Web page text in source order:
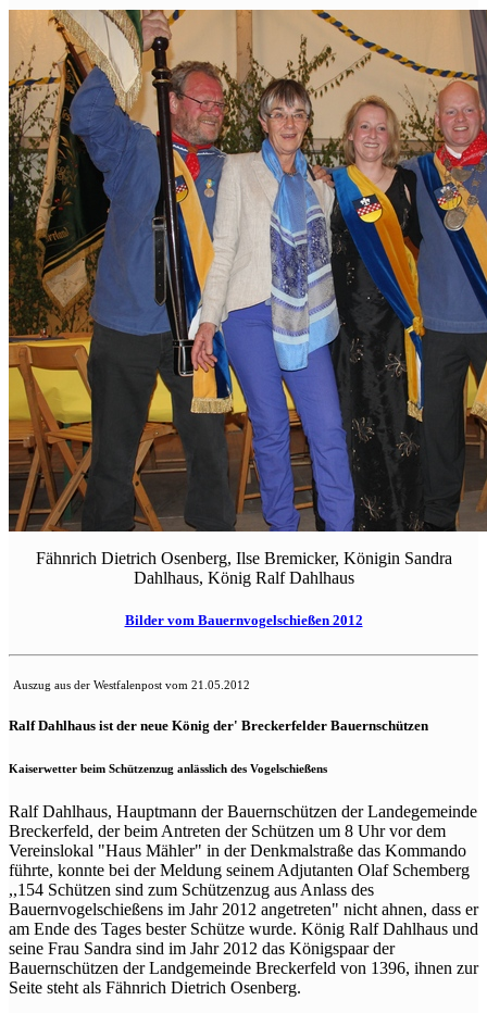
Fähnrich Dietrich Osenberg, Ilse Bremicker, Königin Sandra
Dahlhaus, König Ralf Dahlhaus
Bilder vom Bauernvogelschießen 2012
Auszug aus der Westfalenpost vom 21.05.2012
Ralf Dahlhaus ist der neue König der' Breckerfelder Bauernschützen
Kaiserwetter beim Schützenzug anlässlich des Vogelschießens
Ralf Dahlhaus, Hauptmann der Bauernschützen der Landegemeinde
Breckerfeld, der beim Antreten der Schützen um 8 Uhr vor dem
Vereinslokal "Haus Mähler" in der Denkmalstraße das Kommando
führte, konnte bei der Meldung seinem Adjutanten Olaf Schemberg
,,154 Schützen sind zum Schützenzug aus Anlass des
Bauernvogelschießens im Jahr 2012 angetreten" nicht ahnen, dass er
am Ende des Tages bester Schütze wurde. König Ralf Dahlhaus und
seine Frau Sandra sind im Jahr 2012 das Königspaar der
Bauernschützen der Landgemeinde Breckerfeld von 1396, ihnen zur
Seite steht als Fähnrich Dietrich Osenberg.